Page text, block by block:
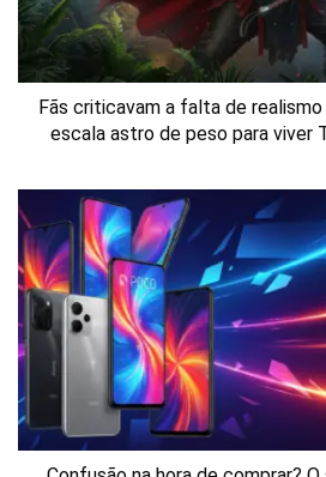
Fãs criticavam a falta de realismo
escala astro de peso para viver